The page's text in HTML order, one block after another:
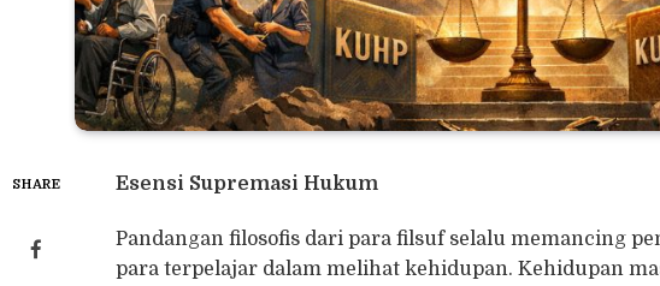
SHARE Esensi Supremasi Hukum
Pandangan filosofis dari para filsuf selalu memancing
para terpelajar dalam melihat kehidupan. Kehidupan